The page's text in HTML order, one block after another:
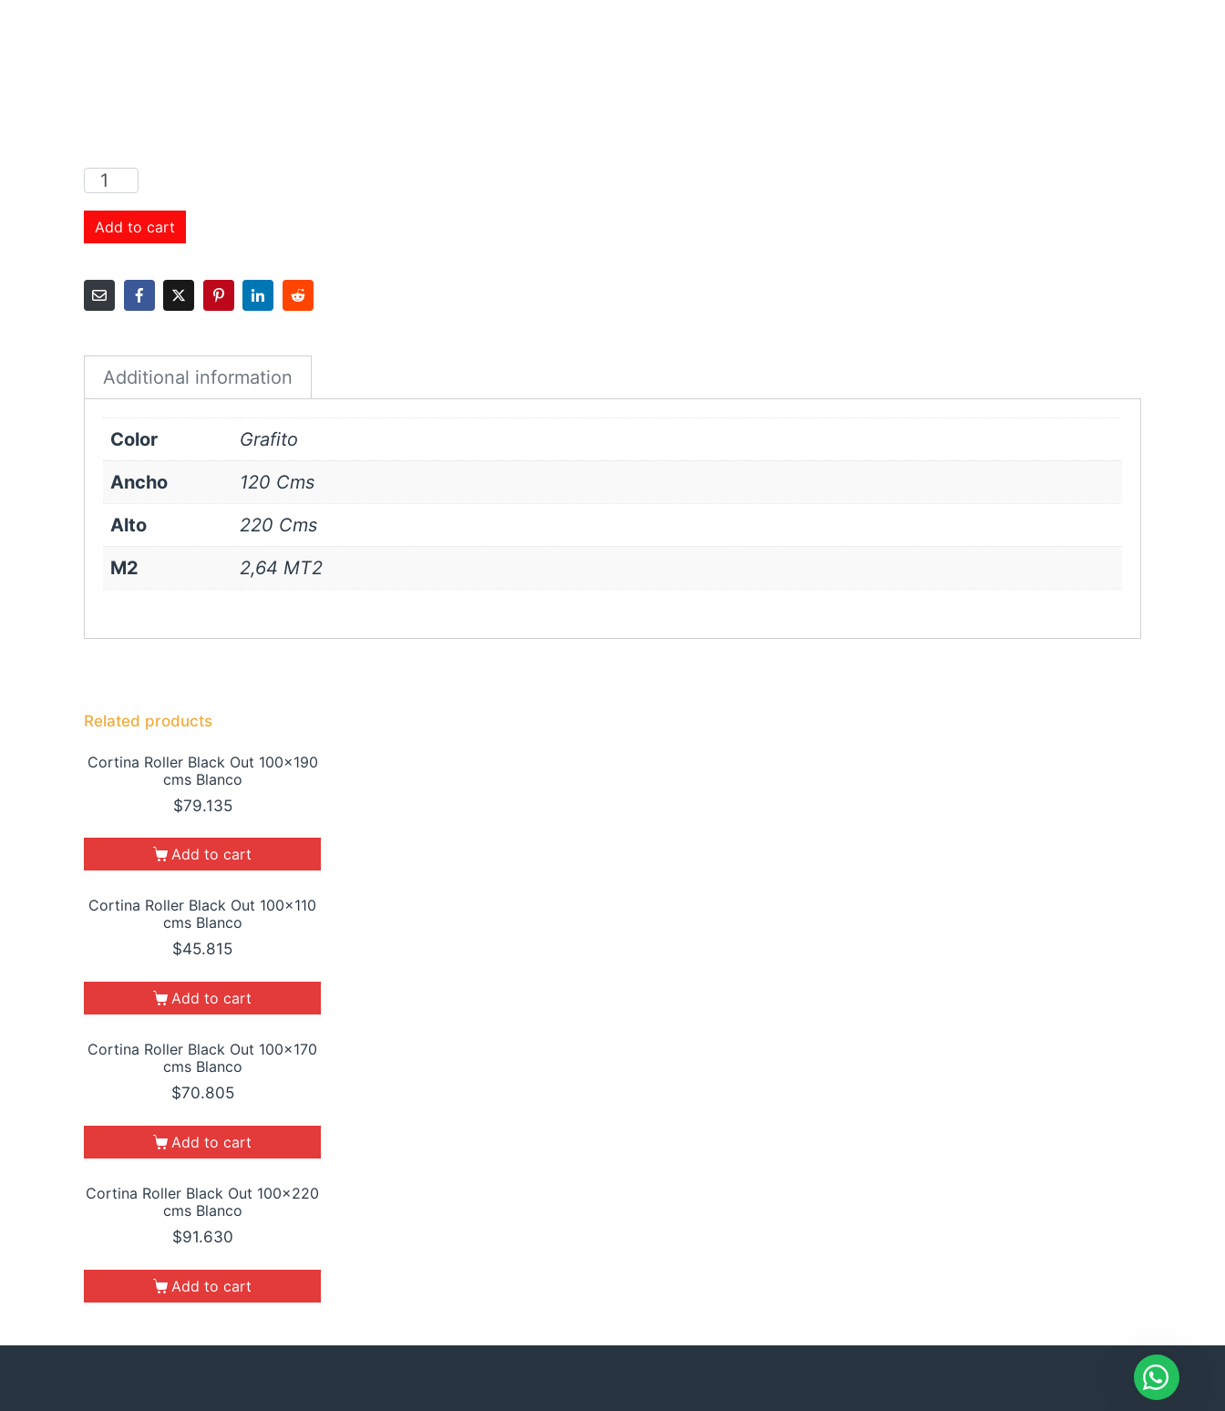
Cortina
Black
Out
cms
Add to cart
Additional information
Color
Grafito
Ancho
120 Cms
Alto
220 Cms
M2
2,64 MT2
Related products
Cortina Roller Black Out 100×190
cms Blanco
$79.135
Add to cart
Cortina Roller Black Out 100×110
cms Blanco
$45.815
Add to cart
Cortina Roller Black Out 100×170
cms Blanco
$70.805
Add to cart
Cortina Roller Black Out 100×220
cms Blanco
$91.630
Add to cart